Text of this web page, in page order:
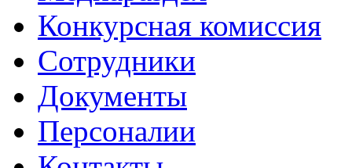
Конкурсная комиссия
Сотрудники
Документы
Персоналии